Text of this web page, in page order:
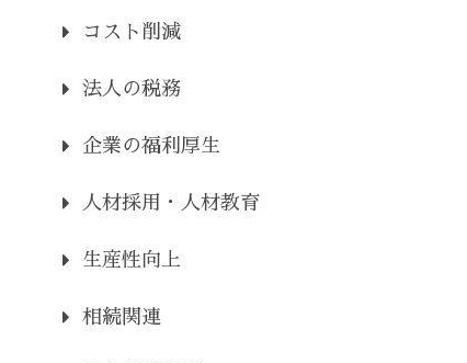
コスト削減
法人の税務
企業の福利厚生
人材採用・人材教育
生産性向上
相続関連